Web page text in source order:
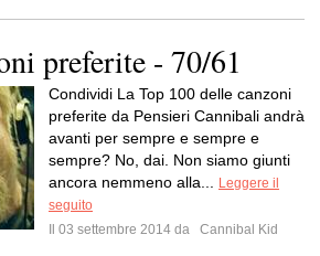
preferite - 70/61
Condividi La Top 100 delle canzoni
preferite da Pensieri Cannibali andrà
avanti per sempre e sempre e
sempre? No, dai. Non siamo giunti
ancora nemmeno alla...
Leggere il
seguito
Il 03 settembre 2014 da
Cannibal Kid